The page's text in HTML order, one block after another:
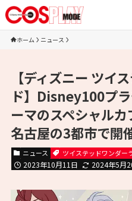
ホーム ニュース
【ディズニー ツイ
ド】Disney100プ
ーマのスペシャルカ
名古屋の3都市で開
ニュース ツイステッドワンダー
2023年10月11日 2024年5月